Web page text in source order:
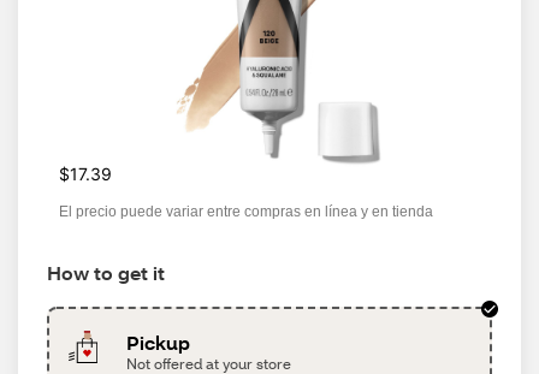
$17.39
El precio puede variar entre compras en línea y en tienda
How to get it
Pickup
Not offered at your store